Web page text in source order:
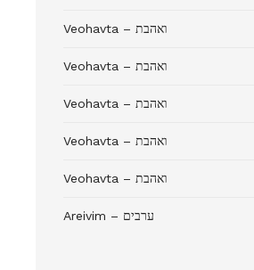
Veohavta – ואהבת
Veohavta – ואהבת
Veohavta – ואהבת
Veohavta – ואהבת
Veohavta – ואהבת
Areivim – ערבים